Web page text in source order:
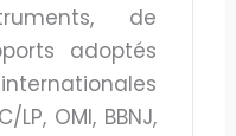
de
adoptés
LP, OMI, BBNJ,